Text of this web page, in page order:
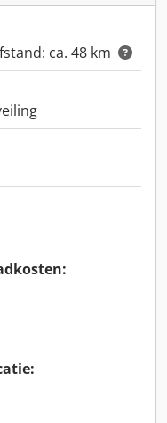
ca. 48 km